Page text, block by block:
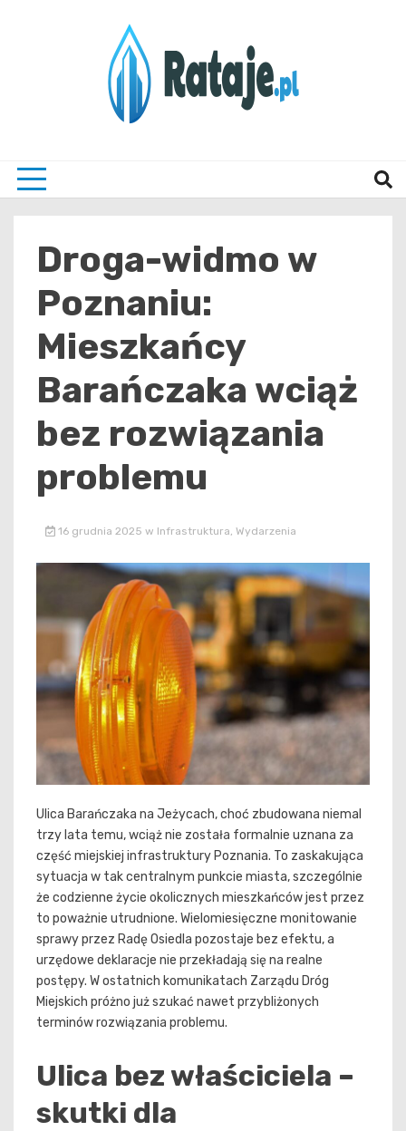
Droga-widmo w
Poznaniu:
Mieszkańcy
Barańczaka wciąż
bez rozwiązania
problemu
16 grudnia 2025 w Infrastruktura, Wydarzenia
Ulica Barańczaka na Jeżycach, choć zbudowana niemal
trzy lata temu, wciąż nie została formalnie uznana za
część miejskiej infrastruktury Poznania. To zaskakująca
sytuacja w tak centralnym punkcie miasta, szczególnie
że codzienne życie okolicznych mieszkańców jest przez
to poważnie utrudnione. Wielomiesięczne monitowanie
sprawy przez Radę Osiedla pozostaje bez efektu, a
urzędowe deklaracje nie przekładają się na realne
postępy. W ostatnich komunikatach Zarządu Dróg
Miejskich próżno już szukać nawet przybliżonych
terminów rozwiązania problemu.
Ulica bez właściciela –
skutki dla